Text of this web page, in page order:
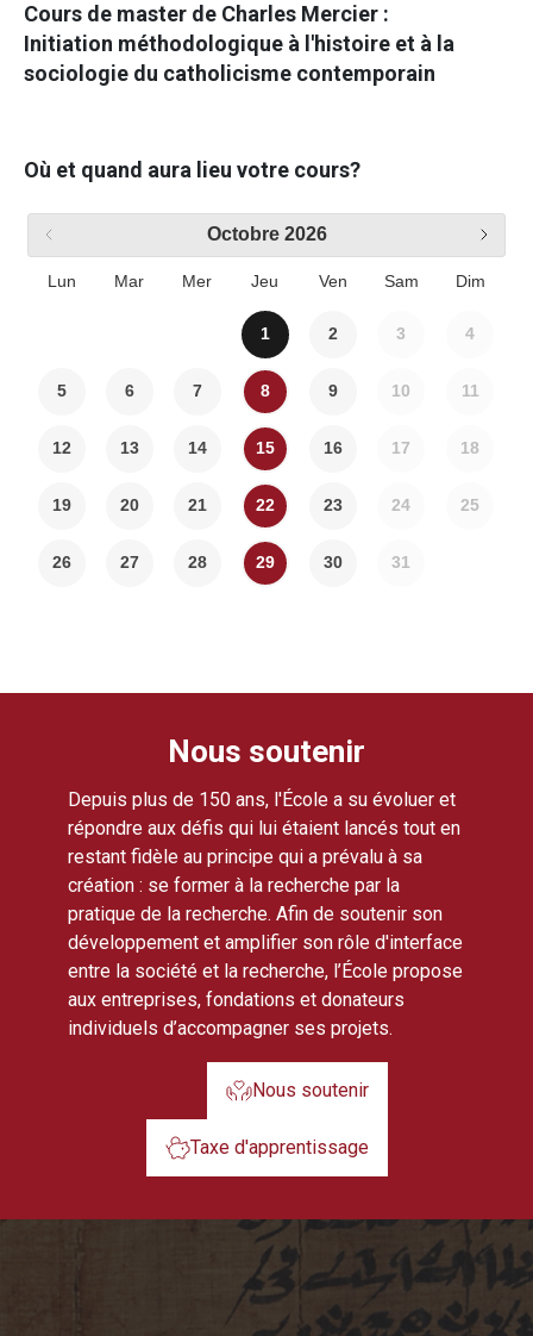
Cours de master de Charles Mercier :
Initiation méthodologique à l'histoire et à la
sociologie du catholicisme contemporain
Où et quand aura lieu votre cours?
Octobre 2026
Lun Mar Mer Jeu Ven Sam Dim
1 2 3 4
5 6 7 8 9 10 11
12 13 14 15 16 17 18
19 20 21 22 23 24 25
26 27 28 29 30 31
Nous soutenir
Depuis plus de 150 ans, l'École a su évoluer et
répondre aux défis qui lui étaient lancés tout en
restant fidèle au principe qui a prévalu à sa
création : se former à la recherche par la
pratique de la recherche. Afin de soutenir son
développement et amplifier son rôle d'interface
entre la société et la recherche, l’École propose
aux entreprises, fondations et donateurs
individuels d’accompagner ses projets.
Nous soutenir
Taxe d'apprentissage